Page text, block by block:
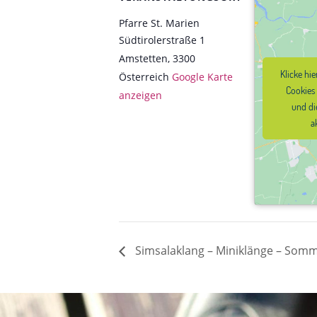
Pfarre St. Marien
Südtirolerstraße 1
Amstetten, 3300
Österreich Google Karte
anzeigen
Klicke
und
Klicke
und
Simsalaklang – Miniklänge –